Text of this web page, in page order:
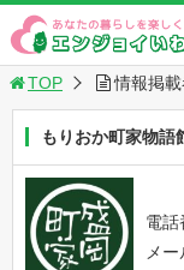
TOP 情報掲
もりおか町家物語
電話
メ